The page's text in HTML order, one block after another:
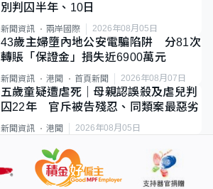
別判囚半年、10日
新聞資訊 兩岸國際 2026年08月05日
43歲主婦墮內地公安電騙陷阱 分81次
轉賬「保證金」損失近6900萬元
新聞資訊 港聞 首頁新聞 2026年08月07日
五歲童疑遭虐死｜母親認誤殺及虐兒判
囚22年 官斥被告殘忍、同類案最惡劣
新聞資訊 港聞 2026年08月05日